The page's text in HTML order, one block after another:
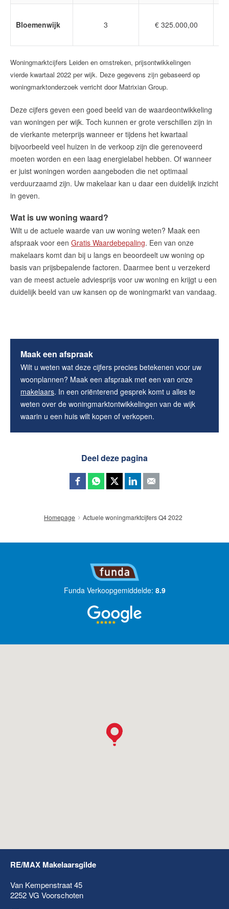
Bloemenwijk 3 € 325.000,00
Woningmarktcijfers Leiden en omstreken, prijsontwikkelingen
vierde kwartaal 2022 per wijk. Deze gegevens zijn gebaseerd op
woningmarktonderzoek verricht door Matrixian Group.
Deze cijfers geven een goed beeld van de waardeontwikkeling
van woningen per wijk. Toch kunnen er grote verschillen zijn in
de vierkante meterprijs wanneer er tijdens het kwartaal
bijvoorbeeld veel huizen in de verkoop zijn die gerenoveerd
moeten worden en een laag energielabel hebben. Of wanneer
er juist woningen worden aangeboden die net optimaal
verduurzaamd zijn. Uw makelaar kan u daar een duidelijk inzicht
in geven.
Wat is uw woning waard?
Wilt u de actuele waarde van uw woning weten? Maak een
afspraak voor een Gratis Waardebepaling. Een van onze
makelaars komt dan bij u langs en beoordeelt uw woning op
basis van prijsbepalende factoren. Daarmee bent u verzekerd
van de meest actuele adviesprijs voor uw woning en krijgt u een
duidelijk beeld van uw kansen op de woningmarkt van vandaag.
Maak een afspraak
Wilt u weten wat deze cijfers precies betekenen voor uw
woonplannen? Maak een afspraak met een van onze
makelaars. In een oriënterend gesprek komt u alles te
weten over de woningmarktontwikkelingen van de wijk
waarin u een huis wilt kopen of verkopen.
Deel deze pagina
Homepage Actuele woningmarktcijfers Q4 2022
Funda Verkoopgemiddelde: 8.9
RE/MAX Makelaarsgilde
Van Kempenstraat 45
2252 VG Voorschoten